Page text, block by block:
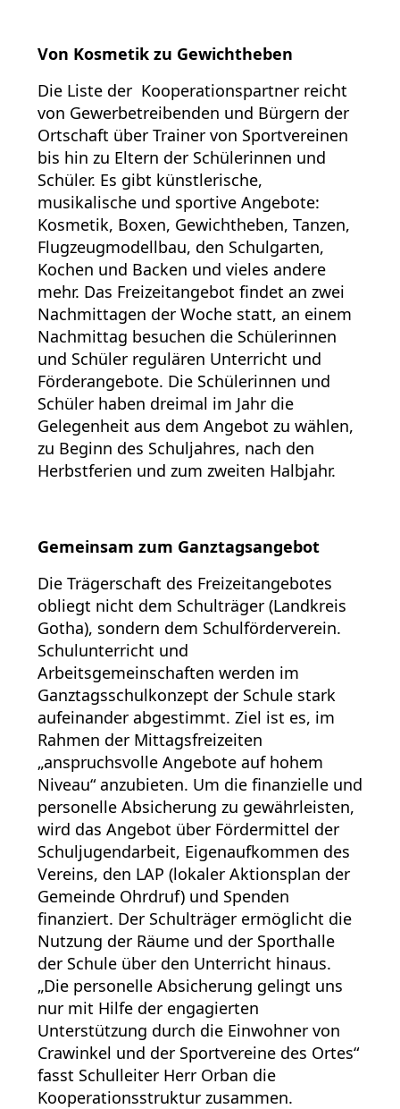
Von Kosmetik zu Gewichtheben
Die Liste der Kooperationspartner reicht
von Gewerbetreibenden und Bürgern der
Ortschaft über Trainer von Sportvereinen
bis hin zu Eltern der Schülerinnen und
Schüler. Es gibt künstlerische,
musikalische und sportive Angebote:
Kosmetik, Boxen, Gewichtheben, Tanzen,
Flugzeugmodellbau, den Schulgarten,
Kochen und Backen und vieles andere
mehr. Das Freizeitangebot findet an zwei
Nachmittagen der Woche statt, an einem
Nachmittag besuchen die Schülerinnen
und Schüler regulären Unterricht und
Förderangebote. Die Schülerinnen und
Schüler haben dreimal im Jahr die
Gelegenheit aus dem Angebot zu wählen,
zu Beginn des Schuljahres, nach den
Herbstferien und zum zweiten Halbjahr.
Gemeinsam zum Ganztagsangebot
Die Trägerschaft des Freizeitangebotes
obliegt nicht dem Schulträger (Landkreis
Gotha), sondern dem Schulförderverein.
Schulunterricht und
Arbeitsgemeinschaften werden im
Ganztagsschulkonzept der Schule stark
aufeinander abgestimmt. Ziel ist es, im
Rahmen der Mittagsfreizeiten
„anspruchsvolle Angebote auf hohem
Niveau“ anzubieten. Um die finanzielle und
personelle Absicherung zu gewährleisten,
wird das Angebot über Fördermittel der
Schuljugendarbeit, Eigenaufkommen des
Vereins, den LAP (lokaler Aktionsplan der
Gemeinde Ohrdruf) und Spenden
finanziert. Der Schulträger ermöglicht die
Nutzung der Räume und der Sporthalle
der Schule über den Unterricht hinaus.
„Die personelle Absicherung gelingt uns
nur mit Hilfe der engagierten
Unterstützung durch die Einwohner von
Crawinkel und der Sportvereine des Ortes“
fasst Schulleiter Herr Orban die
Kooperationsstruktur zusammen.